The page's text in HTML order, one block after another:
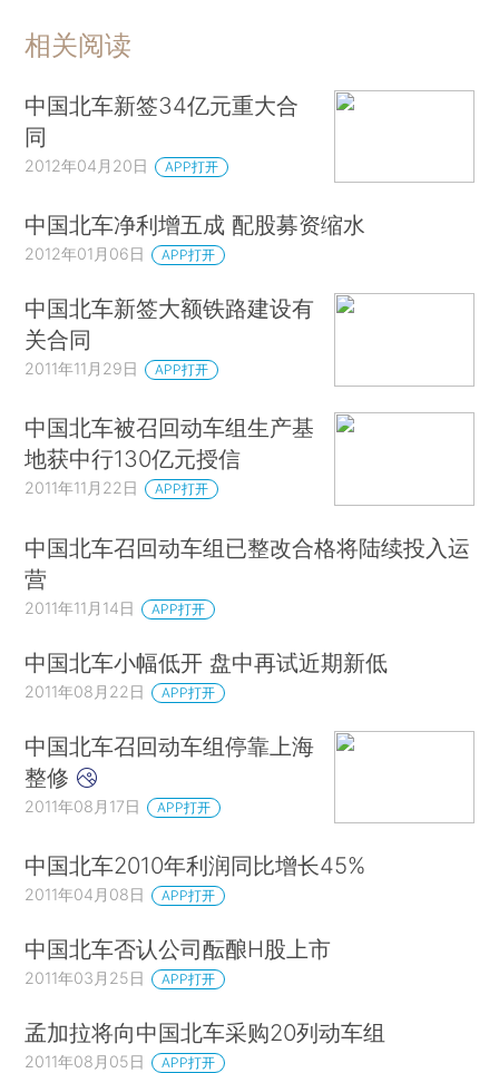
相关阅读
中国北车新签34亿元重大合
同
2012年04月20日 APP打开
中国北车净利增五成 配股募资缩水
2012年01月06日 APP打开
中国北车新签大额铁路建设有
关合同
2011年11月29日 APP打开
中国北车被召回动车组生产基
地获中行130亿元授信
2011年11月22日 APP打开
中国北车召回动车组已整改合格将陆续投入运
营
2011年11月14日 APP打开
中国北车小幅低开 盘中再试近期新低
2011年08月22日 APP打开
中国北车召回动车组停靠上海
整修
2011年08月17日 APP打开
中国北车2010年利润同比增长45%
2011年04月08日 APP打开
中国北车否认公司酝酿H股上市
2011年03月25日 APP打开
孟加拉将向中国北车采购20列动车组
2011年08月05日 APP打开